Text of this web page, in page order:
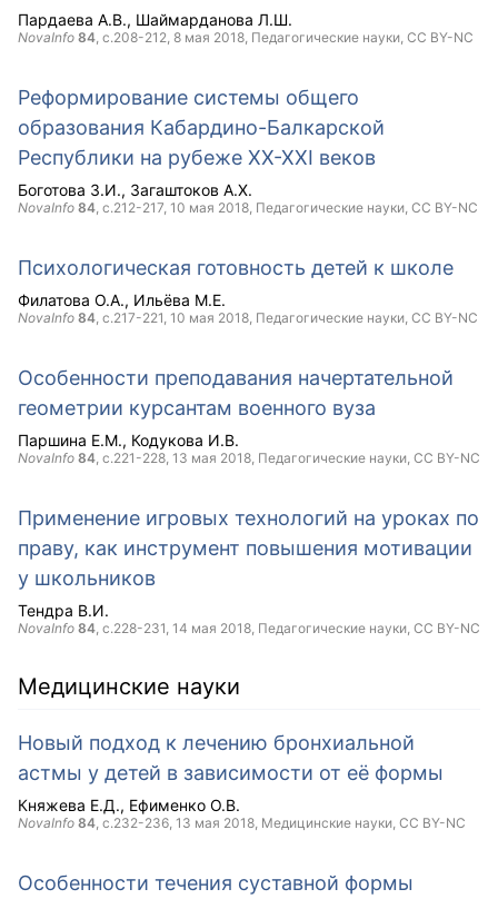
Пардаева А.В. Шаймарданова Л.Ш.
NovaInfo 84, с.208-212, 8 мая 2018, Педагогические науки, CC BY-NC
Реформирование системы общего
образования Кабардино-Балкарской
Республики на рубеже XX-XXI веков
Боготова З.И. Загаштоков А.Х.
NovaInfo 84, с.212-217, 10 мая 2018, Педагогические науки, CC BY-NC
Психологическая готовность детей к школе
Филатова О.А. Ильёва М.Е.
NovaInfo 84, с.217-221, 10 мая 2018, Педагогические науки, CC BY-NC
Особенности преподавания начертательной
геометрии курсантам военного вуза
Паршина Е.М. Кодукова И.В.
NovaInfo 84, с.221-228, 13 мая 2018, Педагогические науки, CC BY-NC
Применение игровых технологий на уроках по
праву, как инструмент повышения мотивации
у школьников
Тендра В.И.
NovaInfo 84, с.228-231, 14 мая 2018, Педагогические науки, CC BY-NC
Медицинские науки
Новый подход к лечению бронхиальной
астмы у детей в зависимости от её формы
Княжева Е.Д. Ефименко О.В.
NovaInfo 84, с.232-236, 13 мая 2018, Медицинские науки, CC BY-NC
Особенности течения суставной формы